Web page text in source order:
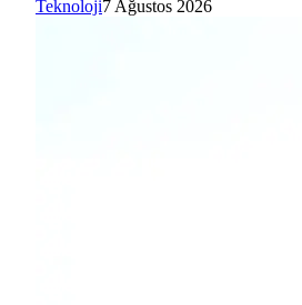
Teknoloji7 Ağustos 2026